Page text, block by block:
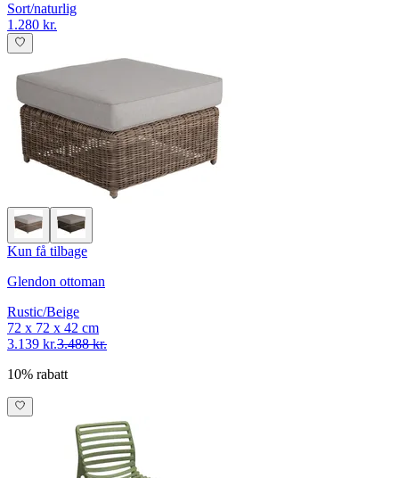
Sort/naturlig
1.280 kr.
Kun få tilbage
Glendon ottoman
Rustic/Beige
72 x 72 x 42 cm
3.139 kr.3.488 kr.
10% rabatt